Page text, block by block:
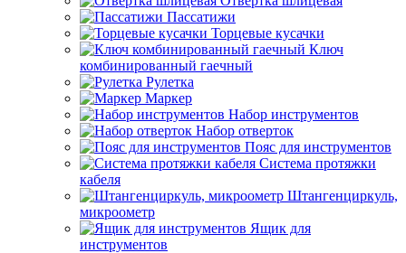
Пассатижи
Торцевые кусачки
Ключ
комбинированный гаечный
Рулетка
Маркер
Набор инструментов
Набор отверток
Пояс для инструментов
Система протяжки
кабеля
Штангенциркуль,
микроометр
Ящик для
инструментов